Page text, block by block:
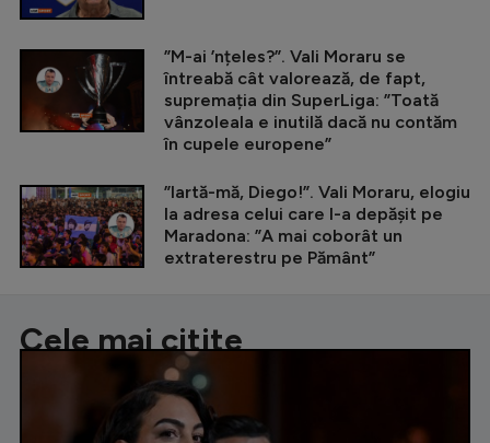
”M-ai ’nțeles?”. Vali Moraru se
întreabă cât valorează, de fapt,
supremația din SuperLiga: ”Toată
vânzoleala e inutilă dacă nu contăm
în cupele europene”
”Iartă-mă, Diego!”. Vali Moraru, elogiu
la adresa celui care l-a depășit pe
Maradona: ”A mai coborât un
extraterestru pe Pământ”
Cele mai citite